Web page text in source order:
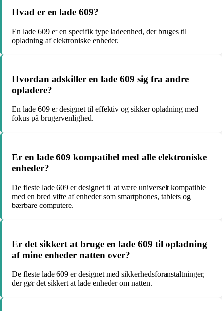
Hvad er en lade 609?
En lade 609 er en specifik type ladeenhed, der bruges til
opladning af elektroniske enheder.
Hvordan adskiller en lade 609 sig fra andre
opladere?
En lade 609 er designet til effektiv og sikker opladning med
fokus på brugervenlighed.
Er en lade 609 kompatibel med alle elektroniske
enheder?
De fleste lade 609 er designet til at være universelt kompatible
med en bred vifte af enheder som smartphones, tablets og
bærbare computere.
Er det sikkert at bruge en lade 609 til opladning
af mine enheder natten over?
De fleste lade 609 er designet med sikkerhedsforanstaltninger,
der gør det sikkert at lade enheder om natten.